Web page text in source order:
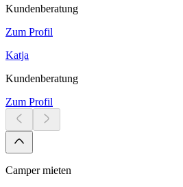
Kundenberatung
Zum Profil
Katja
Kundenberatung
Zum Profil
Camper mieten